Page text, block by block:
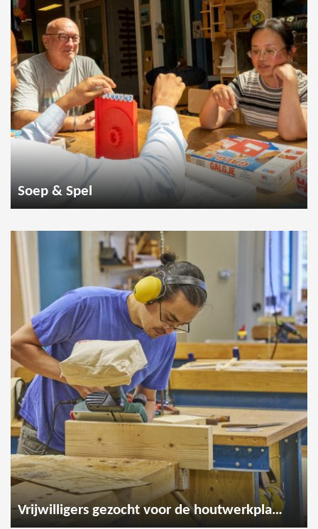
Soep & Spel
Vrijwilligers gezocht voor de houtwerkplaats